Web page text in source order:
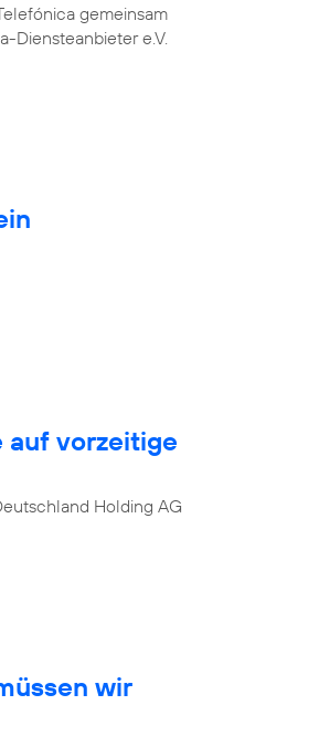
gemeinsam
Diensteanbieter e.V.
vorzeitige
Holding AG
wir